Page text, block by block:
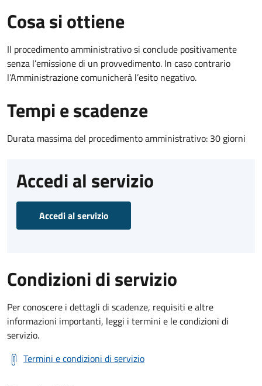
Cosa si ottiene
Il procedimento amministrativo si conclude positivamente
senza l’emissione di un provvedimento. In caso contrario
l’Amministrazione comunicherà l’esito negativo.
Tempi e scadenze
Durata massima del procedimento amministrativo: 30 giorni
Accedi al servizio
Accedi al servizio
Condizioni di servizio
Per conoscere i dettagli di scadenze, requisiti e altre
informazioni importanti, leggi i termini e le condizioni di
servizio.
Termini e condizioni di servizio